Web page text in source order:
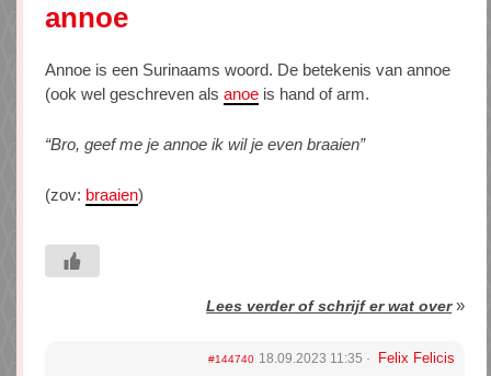
annoe
Annoe is een Surinaams woord. De betekenis van annoe
(ook wel geschreven als anoe is hand of arm.
“Bro, geef me je annoe ik wil je even braaien”
(zov: braaien)
Lees verder of schrijf er wat over»
#144740 18.09.2023 11:35 Felix Felicis